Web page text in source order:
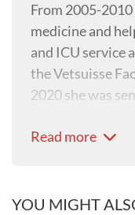
From 2005-
medicine and
and ICU service
the Vetsuisse
2020 she was
Small Animal
concentrate on
Read more
YOU MIGHT